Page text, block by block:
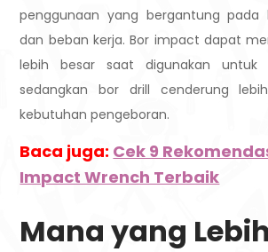
penggunaan yang bergantung pada
dan beban kerja. Bor impact dapat
lebih besar saat digunakan untuk
sedangkan bor drill cenderung
kebutuhan pengeboran.
Baca juga: Cek 9
Impact Wrench Terbaik
Mana yang Lebih